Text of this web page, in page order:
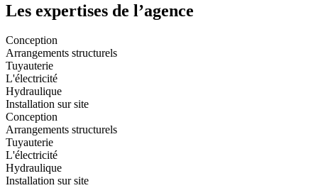
Les expertises de l’agence
Conception
Arrangements structurels
Tuyauterie
L'électricité
Hydraulique
Installation sur site
Conception
Arrangements structurels
Tuyauterie
L'électricité
Hydraulique
Installation sur site